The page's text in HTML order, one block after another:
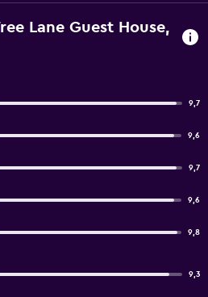
Lane Guest House,
9,7
9,6
9,7
9,6
9,8
9,3